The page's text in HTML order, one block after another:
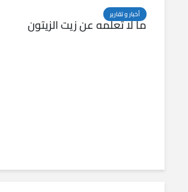
أخبار و تقارير
ما لا تعلمه عن زيت الزيتون